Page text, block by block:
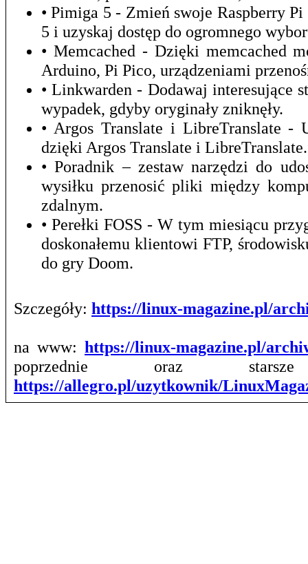
• Pimiga 5 - Zmień swoje Raspberry
5 i uzyskaj dostęp do ogromnego
• Memcached - Dzięki memcached
Arduino, Pi Pico, urządzeniami
• Linkwarden - Dodawaj interesujące
wypadek, gdyby oryginały zniknęły.
• Argos Translate i LibreTranslate -
dzięki Argos Translate i LibreTranslate.
• Poradnik – zestaw narzędzi do
wysiłku przenosić pliki między
zdalnym.
• Perełki FOSS - W tym miesiącu
doskonałemu klientowi FTP,
do gry Doom.
Szczegóły: https://linux-magazine.pl/
na www: https://linux-magazine.pl/
poprzednie oraz
https://allegro.pl/uzytkownik/